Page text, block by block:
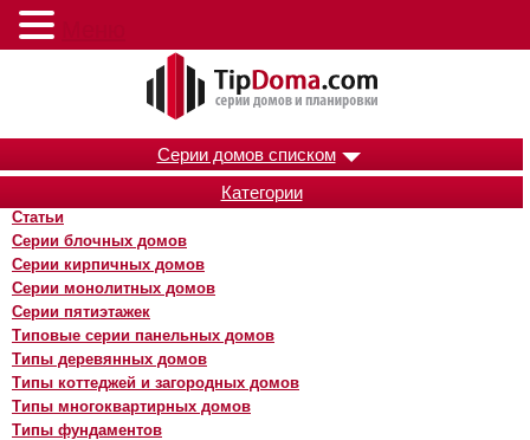
Серии домов списком
Категории
Статьи
Серии блочных домов
Серии кирпичных домов
Серии монолитных домов
Серии пятиэтажек
Типовые серии панельных домов
Типы деревянных домов
Типы коттеджей и загородных домов
Типы многоквартирных домов
Типы фундаментов